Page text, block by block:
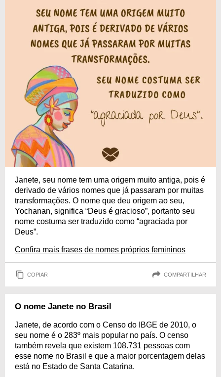
Janete, seu nome tem uma origem muito antiga, pois é
derivado de vários nomes que já passaram por muitas
transformações. O nome que deu origem ao seu,
Yochanan, significa “Deus é gracioso”, portanto seu
nome costuma ser traduzido como “agraciada por
Deus”.
Confira mais frases de nomes próprios femininos
COPIAR COMPARTILHAR
O nome Janete no Brasil
Janete, de acordo com o Censo do IBGE de 2010, o
seu nome é o 283º mais popular no país. O censo
também revela que existem 108.731 pessoas com
esse nome no Brasil e que a maior porcentagem delas
está no Estado de Santa Catarina.